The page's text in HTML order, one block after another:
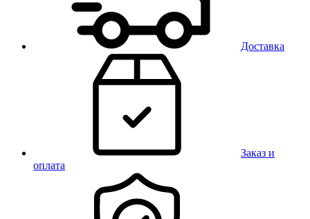
Доставка
Заказ и
оплата